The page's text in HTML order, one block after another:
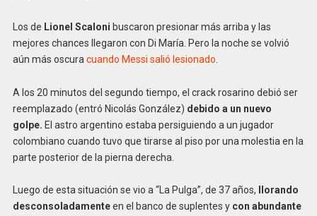
Los de Lionel Scaloni buscaron presionar más arriba y las
mejores chances llegaron con Di María. Pero la noche se volvió
aún más oscura cuando Messi salió lesionado
A los 20 minutos del segundo tiempo, el crack rosarino debió ser
reemplazado (entró Nicolás González) debido a un nuevo
golpe. El astro argentino estaba persiguiendo a un jugador
colombiano cuando tuvo que tirarse al piso por una molestia en la
parte posterior de la pierna derecha.
Luego de esta situación se vio a “La Pulga”, de 37 años,
llorando
desconsoladamenteen el banco de suplentes y con abundante